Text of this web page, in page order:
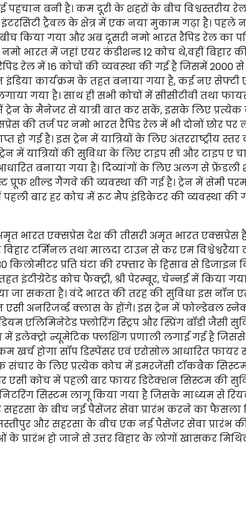
बनी है। कम दूरी के शहरों के बीच विश्वस्तरीय
ट्रैवल के क्षेत्र में एक नया मुकाम गढ़ा है। पहले
किया गया और अब दूसरी नमो भारत रैपिड रेल का
भारत में जहां एयर कंडीशन्ड 12 कोच थे,वहीं बिहार
रेल में 16 कोचों की व्यवस्था की गई है जिसमें 2000
कार्यक्रम के तहत बनाया गया है, कई नए सेफ्टी
गया है। साथ ही सभी कोचों में सीसीटीवी तथा
ट्रेन के मैनेजर से यात्री बात कर सकें, इसके लिए
की तर्ज पर नमो भारत रैपिड रेल में भी दोनों छोर पर
गई है। इस ट्रेन में यात्रियों के लिए अंतरराष्ट्रीय स्तर
में यात्रियों की सुविधा के लिए टाइप सी और टाइप ए
बनाया गया है। दिव्यांगों के लिए अलग से फ्रेंडली
शील्ड गैंगवे की व्यवस्था की गई है। ट्रेन में सेमी
बार हर कोच में रूट मैप इंडिकेटर की व्यवस्था की
भारत एक्सप्रेस देश की तीसरी अमृत भारत एक्सप्रेस
टर्मिनल तथा मालदा टाउन से कर एम विश्वेश्वरैया
प्रति घंटा की रफ्तार के हिसाब से डिजाइन
कोच फैक्ट्री, श्री पेरम्बूर, चेन्नई में किया गया
जा सकता है। वंदे भारत की तरह की सुविधा इस नॉन
अनरिजर्व्ड क्लास के होंगे। इस ट्रेन में फोल्डेबल
एलिमिनेटेड फ्लोरिंग स्ट्रिप और स्प्रिंग बॉडी जैसी
इलेक्ट्रो न्यूमेटिक फ्लशिंग प्रणाली लगाई गई है जिससे
होगा सॉप डिस्पेंसर एवं एरोसोल आधारित फायर
संचार के लिए प्रत्येक कोच में इमरजेंसी टॉकबैक
कोच में पहली बार फायर डिटेक्शन सिस्टम की
सिस्टम लागू किया गया है जिसके माध्यम से
सहरसा के बीच नई पैसेंजर सेवा प्रारंभ करने का फैसला
और सहरसा के बीच एक नई पैसेंजर सेवा प्रारंभ
हो जाने से उत्तर बिहार के लोगों खासकर